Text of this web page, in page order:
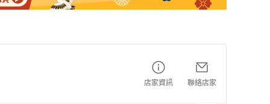
店家資訊 聯絡店家